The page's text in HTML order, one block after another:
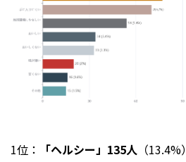
1位： 「ヘルシー」135人 （13.4%）